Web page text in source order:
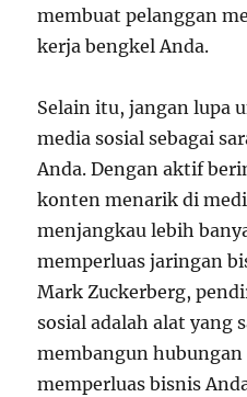
membuat pelanggan
kerja bengkel Anda.
Selain itu, jangan lupa
media sosial sebagai
Anda. Dengan aktif
konten menarik di
menjangkau lebih
memperluas jaringan
Mark Zuckerberg,
sosial adalah alat yang
membangun
memperluas bisnis